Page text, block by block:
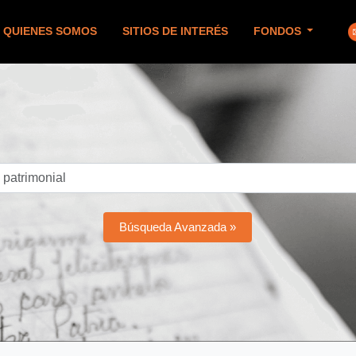
QUIENES SOMOS SITIOS DE INTERÉS FONDOS
Búsqueda Avanzada »